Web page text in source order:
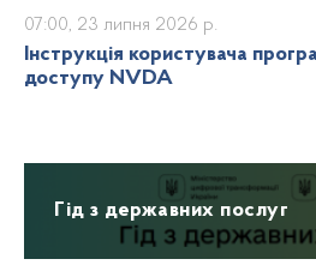
Інструкція користувача
доступу NVDA
07:00, 23 липня 2026 р.
Гід з державних послуг